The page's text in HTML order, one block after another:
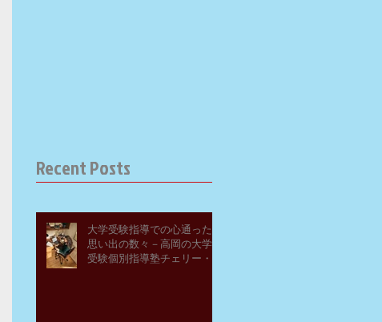
Recent Posts
大学受験指導での心通った
思い出の数々－高岡の大学
受験個別指導塾チェリー・